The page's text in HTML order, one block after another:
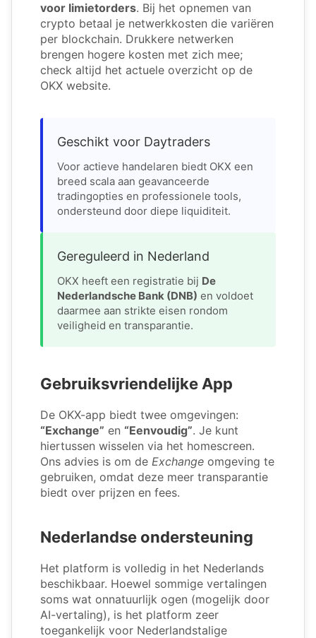
voor limietorders. Bij het opnemen van
crypto betaal je netwerkkosten die variëren
per blockchain. Drukkere netwerken
brengen hogere kosten met zich mee;
check altijd het actuele overzicht op de
OKX website.
Geschikt voor Daytraders
Voor actieve handelaren biedt OKX een
breed scala aan geavanceerde
tradingopties en professionele tools,
ondersteund door diepe liquiditeit.
Gereguleerd in Nederland
OKX heeft een registratie bij De
Nederlandsche Bank (DNB) en voldoet
daarmee aan strikte eisen rondom
veiligheid en transparantie.
Gebruiksvriendelijke App
De OKX-app biedt twee omgevingen:
“Exchange” en “Eenvoudig”. Je kunt
hiertussen wisselen via het homescreen.
Ons advies is om de Exchange omgeving te
gebruiken, omdat deze meer transparantie
biedt over prijzen en fees.
Nederlandse ondersteuning
Het platform is volledig in het Nederlands
beschikbaar. Hoewel sommige vertalingen
soms wat onnatuurlijk ogen (mogelijk door
AI-vertaling), is het platform zeer
toegankelijk voor Nederlandstalige